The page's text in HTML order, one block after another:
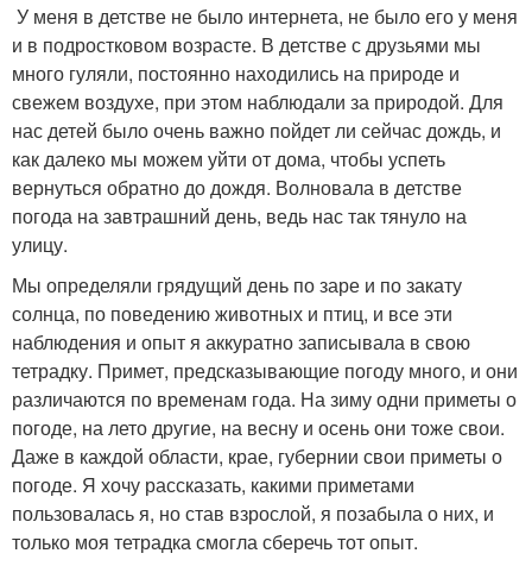
У меня в детстве не было интернета, не было его у меня
и в подростковом возрасте. В детстве с друзьями мы
много гуляли, постоянно находились на природе и
свежем воздухе, при этом наблюдали за природой. Для
нас детей было очень важно пойдет ли сейчас дождь, и
как далеко мы можем уйти от дома, чтобы успеть
вернуться обратно до дождя. Волновала в детстве
погода на завтрашний день, ведь нас так тянуло на
улицу.
Мы определяли грядущий день по заре и по закату
солнца, по поведению животных и птиц, и все эти
наблюдения и опыт я аккуратно записывала в свою
тетрадку. Примет, предсказывающие погоду много, и они
различаются по временам года. На зиму одни приметы о
погоде, на лето другие, на весну и осень они тоже свои.
Даже в каждой области, крае, губернии свои приметы о
погоде. Я хочу рассказать, какими приметами
пользовалась я, но став взрослой, я позабыла о них, и
только моя тетрадка смогла сберечь тот опыт.